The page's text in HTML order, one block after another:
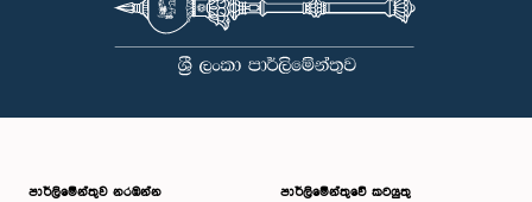
පාර්ලි‌මේන්තුව නරඹන්න පාර්ලිමේන්තුවේ කටයුතු